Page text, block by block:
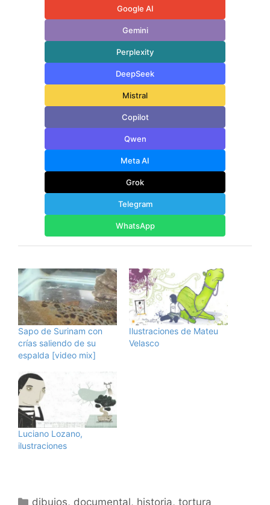
Google AI
Gemini
Perplexity
DeepSeek
Mistral
Copilot
Qwen
Meta AI
Grok
Telegram
WhatsApp
Sapo de Surinam con
crías saliendo de su
espalda [video mix]
Ilustraciones de Mateu
Velasco
Luciano Lozano,
ilustraciones
Categorías
dibujos, documental, historia,tortura